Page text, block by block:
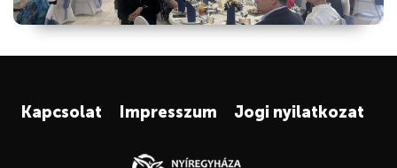
Kapcsolat Impresszum Jogi nyilatkozat